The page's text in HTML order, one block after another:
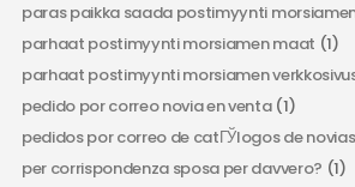
paras paikka saada postimyynti
parhaat postimyynti morsiamen maat (1)
parhaat postimyynti morsiamen
pedido por correo novia en venta(1)
pedidos por correo de catГЎlogos de novias
per corrispondenza sposa per davvero? (1)